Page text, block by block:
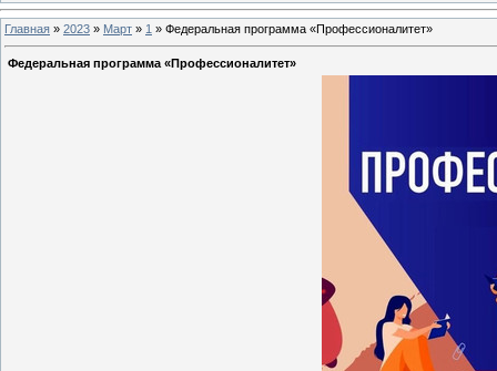
Главная » 2023 » Март » 1 » Федеральная программа «Профессионалитет»
Федеральная программа «Профессионалитет»